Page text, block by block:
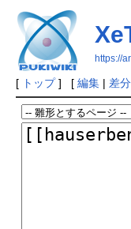
https://
[ トップ] [ 編集| 差分